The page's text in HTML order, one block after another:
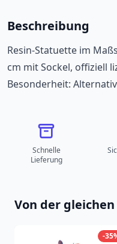
Beschreibung
Resin-Statuette im
cm mit Sockel, offiziell
Besonderheit:
Schnelle
Lieferung
Von der
-